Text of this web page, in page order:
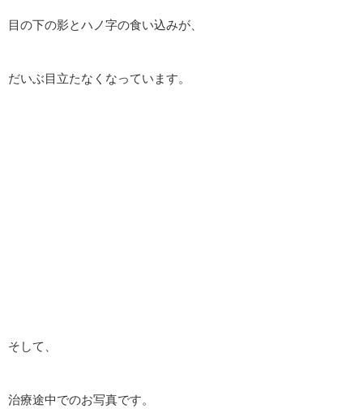
目の下の影とハノ字の食い込みが、
だいぶ目立たなくなっています。
そして、
治療途中でのお写真です。